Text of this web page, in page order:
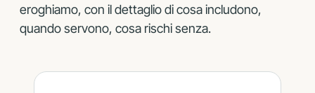
eroghiamo, con il dettaglio di cosa includono,
quando servono, cosa rischi senza.